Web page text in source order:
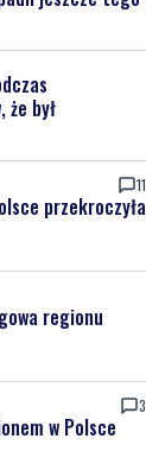
był
przekroczyła
regionu
w Polsce